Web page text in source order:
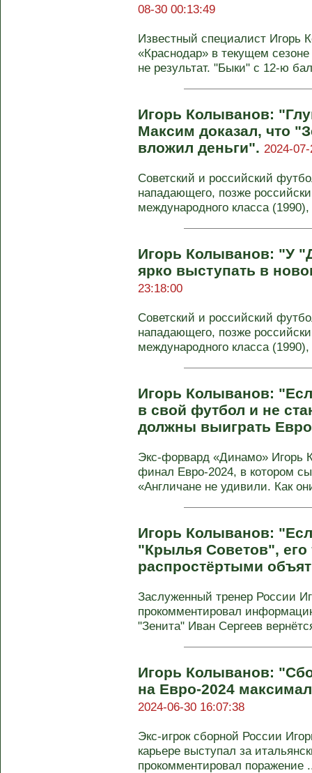
08-30 00:13:49
Известный специалист Игорь
«Краснодар» в текущем
не результат. "Быки" с 12-ю
Игорь Колыванов:
Максим доказал, что
вложил деньги". 2024-
Советский и российский
нападающего, позже
международного класса
Игорь Колыванов: "У
ярко выступать в
23:18:00
Советский и российский
нападающего, позже
международного класса
Игорь Колыванов:
в свой футбол и не
должны выиграть
Экс-форвард «Динамо» Игорь
финал Евро-2024, в котором
«Англичане не удивили. Как
Игорь Колыванов:
"Крылья Советов", его
распростёртыми
Заслуженный тренер России
прокомментировал
"Зенита" Иван Сергеев
Игорь Колыванов:
на Евро-2024
2024-06-30 16:07:38
Экс-игрок сборной России
карьере выступал за
прокомментировал поражение